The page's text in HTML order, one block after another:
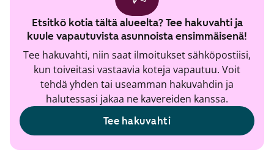
Etsitkö kotia tältä alueelta? Tee hakuvahti ja
kuule vapautuvista asunnoista ensimmäisenä!
Tee hakuvahti, niin saat ilmoitukset sähköpostiisi,
kun toiveitasi vastaavia koteja vapautuu. Voit
tehdä yhden tai useamman hakuvahdin ja
halutessasi jakaa ne kavereiden kanssa.
Tee hakuvahti